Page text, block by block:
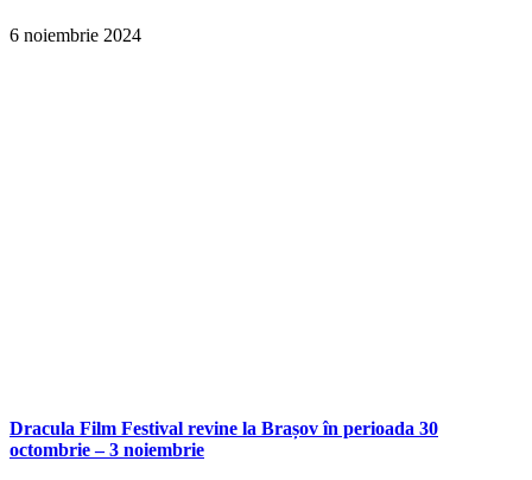
6 noiembrie 2024
Dracula Film Festival revine la Brașov în perioada 30
octombrie – 3 noiembrie